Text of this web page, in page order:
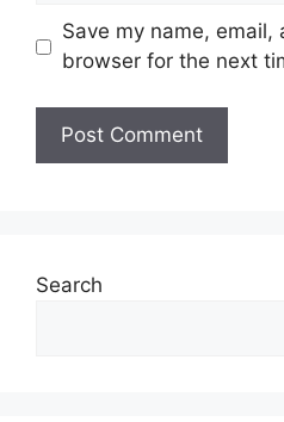
s
t
Save my name,
browser for the next
Search